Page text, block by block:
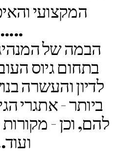
המקצועי
.....
הבמה של
בתחום גיוס
לדיון והעשרה
ביותר - אתגרי
להם, וכן -